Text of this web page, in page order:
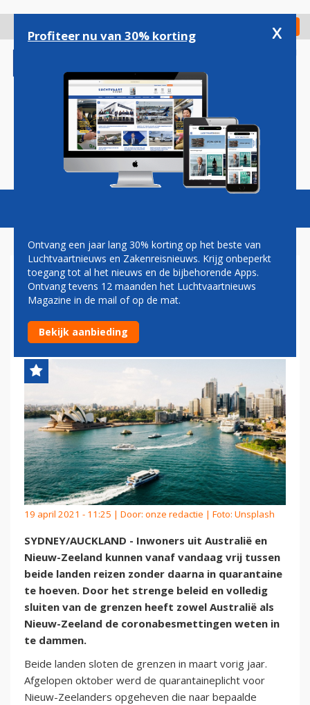
gaan
Check in
Magazine Podcasts Vacatures
REISBUBBEL TUSSEN
AUSTRALIË EN NIEUW-
ZEELAND GEOPEND
19 april 2021 - 11:25 | Door: onze redactie | Foto: Unsplash
SYDNEY/AUCKLAND - Inwoners uit Australië en
Nieuw-Zeeland kunnen vanaf vandaag vrij tussen
beide landen reizen zonder daarna in quarantaine
te hoeven. Door het strenge beleid en volledig
sluiten van de grenzen heeft zowel Australië als
Nieuw-Zeeland de coronabesmettingen weten in
te dammen.
Beide landen sloten de grenzen in maart vorig jaar.
Afgelopen oktober werd de quarantaineplicht voor
Nieuw-Zeelanders opgeheven die naar bepaalde
Profiteer nu van 30% korting x
Ontvang een jaar lang 30% korting op het beste van
Luchtvaartnieuws en Zakenreisnieuws. Krijg onbeperkt
toegang tot al het nieuws en de bijbehorende Apps.
Ontvang tevens 12 maanden het Luchtvaartnieuws
Magazine in de mail of op de mat.
Bekijk aanbieding